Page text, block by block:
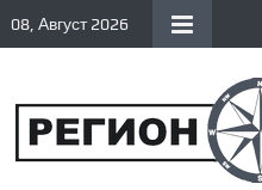
08, Август 2026